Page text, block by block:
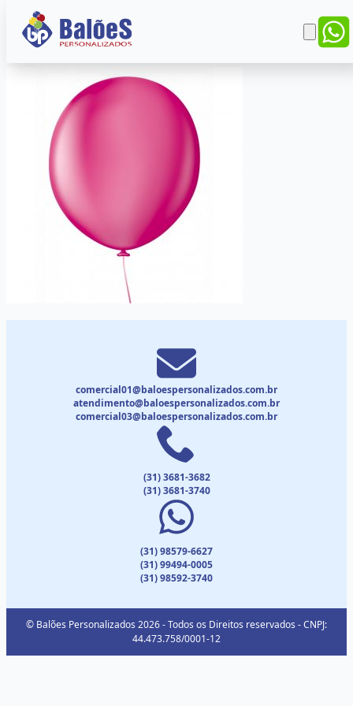
comercial01@baloespersonalizados.com.br
atendimento@baloespersonalizados.com.br
comercial03@baloespersonalizados.com.br
(31) 3681-3682
(31) 3681-3740
(31) 98579-6627
(31) 99494-0005
(31) 98592-3740
© Balões Personalizados 2026 - Todos os Direitos reservados - CNPJ:
44.473.758/0001-12